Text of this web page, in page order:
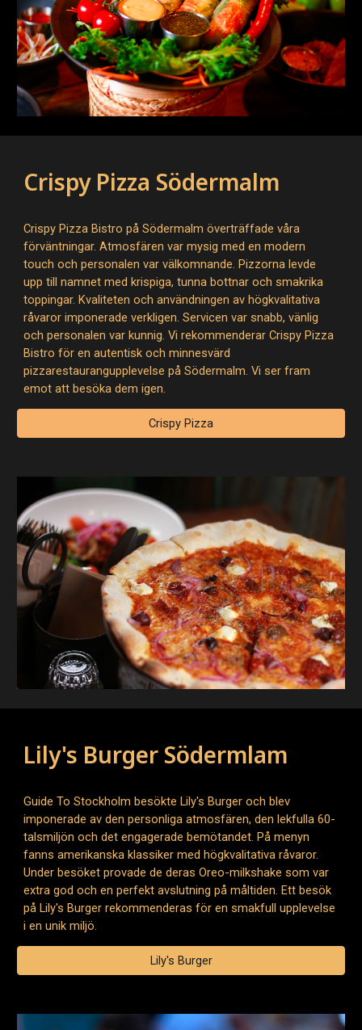
Crispy Pizza Södermalm
Crispy Pizza Bistro på Södermalm överträffade våra
förväntningar. Atmosfären var mysig med en modern
touch och personalen var välkomnande. Pizzorna levde
upp till namnet med krispiga, tunna bottnar och smakrika
toppingar. Kvaliteten och användningen av högkvalitativa
råvaror imponerade verkligen. Servicen var snabb, vänlig
och personalen var kunnig. Vi rekommenderar Crispy Pizza
Bistro för en autentisk och minnesvärd
pizzarestaurangupplevelse på Södermalm. Vi ser fram
emot att besöka dem igen.
Crispy Pizza
Lily's Burger Södermlam
Guide To Stockholm besökte Lily's Burger och blev
imponerade av den personliga atmosfären, den lekfulla 60-
talsmiljön och det engagerade bemötandet. På menyn
fanns amerikanska klassiker med högkvalitativa råvaror.
Under besöket provade de deras Oreo-milkshake som var
extra god och en perfekt avslutning på måltiden. Ett besök
på Lily's Burger rekommenderas för en smakfull upplevelse
i en unik miljö.
Lily's Burger